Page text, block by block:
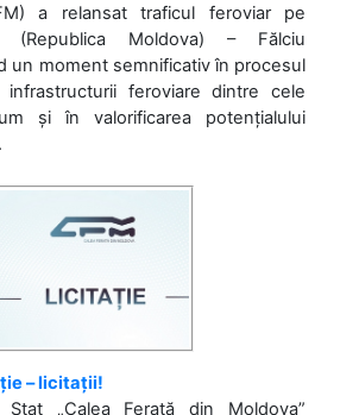
a relansat traficul feroviar pe
(Republica Moldova) – Fălciu
un moment semnificativ în procesul
feroviare dintre cele
și în valorificarea potențialului
– licitații!
„Calea Ferată din Moldova”